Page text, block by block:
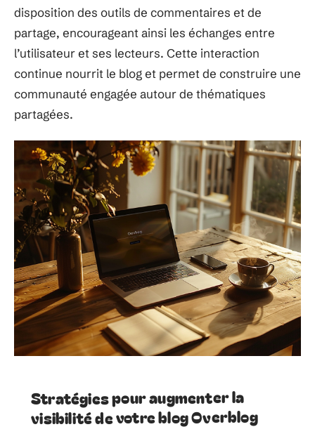
disposition des outils de commentaires et de
partage, encourageant ainsi les échanges entre
l’utilisateur et ses lecteurs. Cette interaction
continue nourrit le blog et permet de construire une
communauté engagée autour de thématiques
partagées.
Stratégies pour augmenter la
visibilité de votre blog Overblog